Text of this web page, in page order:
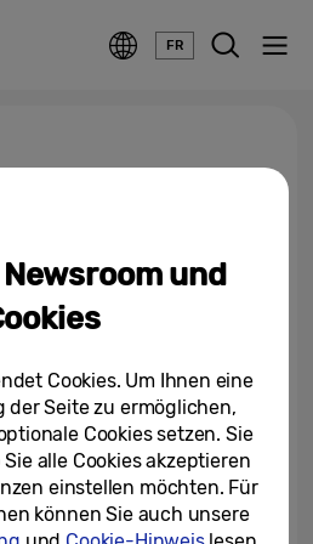
FR
globalen Soundbar-Markt
19/03/2024
und
Cookies. Um Ihnen eine
der Seite zu ermöglichen,
Cookies setzen. Sie
alle Cookies akzeptieren
einstellen möchten. Für
können Sie auch unsere